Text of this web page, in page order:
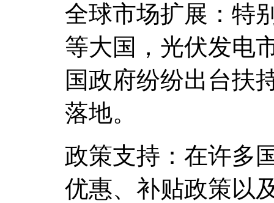
全球市场扩展：特
等大国，光伏发电
国政府纷纷出台扶
落地。
政策支持：在许多
优惠、补贴政策以